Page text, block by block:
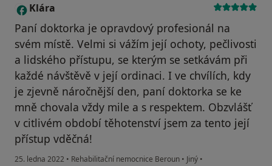
K Klára
Paní doktorka je opravdový profesionál na
svém místě. Velmi si vážím její ochoty, pečlivosti
a lidského přístupu, se kterým se setkávám při
každé návštěvě v její ordinaci. I ve chvílích, kdy
je zjevně náročnější den, paní doktorka se ke
mně chovala vždy mile a s respektem. Obzvlášť
v citlivém období těhotenství jsem za tento její
přístup vděčná!
25. ledna 2022 • Rehabilitační nemocnice Beroun • Jiný •